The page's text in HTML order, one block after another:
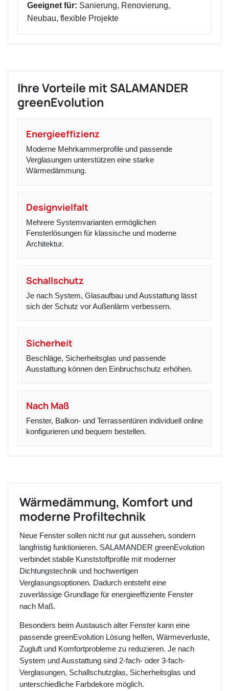
Geeignet für: Sanierung, Renovierung,
Neubau, flexible Projekte
Ihre Vorteile mit SALAMANDER
greenEvolution
Energieeffizienz
Moderne Mehrkammerprofile und passende
Verglasungen unterstützen eine starke
Wärmedämmung.
Designvielfalt
Mehrere Systemvarianten ermöglichen
Fensterlösungen für klassische und moderne
Architektur.
Schallschutz
Je nach System, Glasaufbau und Ausstattung lässt
sich der Schutz vor Außenlärm verbessern.
Sicherheit
Beschläge, Sicherheitsglas und passende
Ausstattung können den Einbruchschutz erhöhen.
Nach Maß
Fenster, Balkon- und Terrassentüren individuell online
konfigurieren und bequem bestellen.
Wärmedämmung, Komfort und
moderne Profiltechnik
Neue Fenster sollen nicht nur gut aussehen, sondern
langfristig funktionieren. SALAMANDER greenEvolution
verbindet stabile Kunststoffprofile mit moderner
Dichtungstechnik und hochwertigen
Verglasungsoptionen. Dadurch entsteht eine
zuverlässige Grundlage für energieeffiziente Fenster
nach Maß.
Besonders beim Austausch alter Fenster kann eine
passende greenEvolution Lösung helfen, Wärmeverluste,
Zugluft und Komfortprobleme zu reduzieren. Je nach
System und Ausstattung sind 2-fach- oder 3-fach-
Verglasungen, Schallschutzglas, Sicherheitsglas und
unterschiedliche Farbdekore möglich.